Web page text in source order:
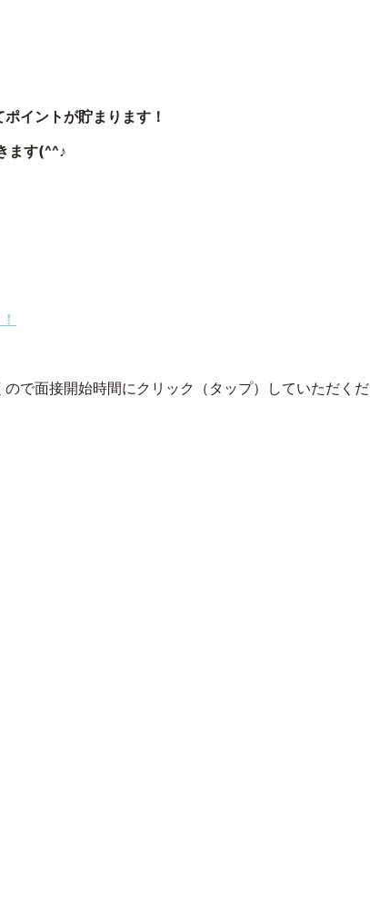
イントが貯まります！
ます(^^♪
で面接開始時間にクリック（タップ）していただくだ